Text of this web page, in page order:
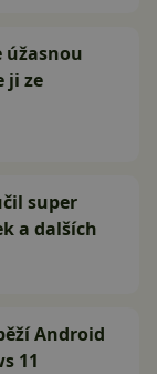
úžasnou
ji ze
super
a dalších
Android
11